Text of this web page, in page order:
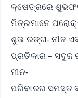
କ୍ଷେତ୍ରରେ
ମିତ୍ରମାନେ
ଶୁଭ ରଙ୍ଗ- ନୀଳ
ପ୍ରତିକାର – ସବୁଜ
ମୀନ-
ପରିବାରର ସମସ୍ତ